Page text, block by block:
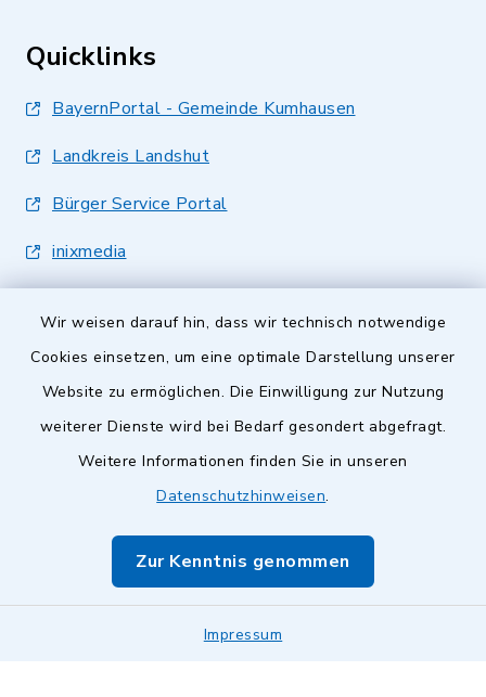
Wir weisen darauf hin, dass wir technisch notwendige
Cookies einsetzen, um eine optimale Darstellung unserer
Website zu ermöglichen. Die Einwilligung zur Nutzung
weiterer Dienste wird bei Bedarf gesondert abgefragt.
Weitere Informationen finden Sie in unseren
Datenschutzhinweisen.
Zur Kenntnis genommen
Impressum
Quicklinks
BayernPortal - Gemeinde Kumhausen
Landkreis Landshut
Bürger Service Portal
inixmedia
Barrierefreiheit
Impressum
Sitemap